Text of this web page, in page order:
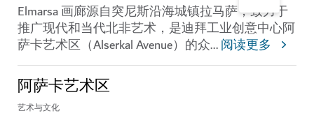
Elmarsa 画廊源自突尼斯沿海城镇拉马萨，致力于
推广现代和当代北非艺术，是迪拜工业创意中心阿
萨卡艺术区（Alserkal Avenue） 的众...阅读更多
阿萨卡艺术区
艺术与文化